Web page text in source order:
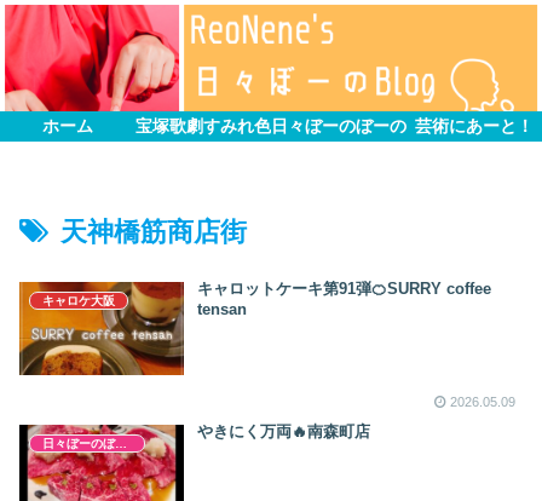
ホーム 宝塚歌劇すみれ色日々ぼーのぼーの 芸術にあーと！
天神橋筋商店街
キャロケ大阪
キャロットケーキ第91弾🍊SURRY coffee
tensan
2026.05.09
日々ぼーのぼーの
やきにく万両🔥南森町店